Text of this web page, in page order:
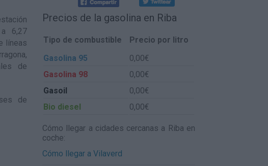
6,27
líneas
de
de
Precios de la gasolina en Riba
Tipo de combustible
Precio por litro
Gasolina 95
0,00€
Gasolina 98
0,00€
Gasoil
0,00€
Bio diesel
0,00€
Cómo llegar a cidades cercanas a Riba en
coche:
Cómo llegar a Vilaverd